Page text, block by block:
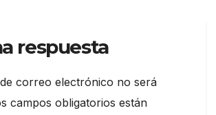
respuesta
correo electrónico no será
campos obligatorios están